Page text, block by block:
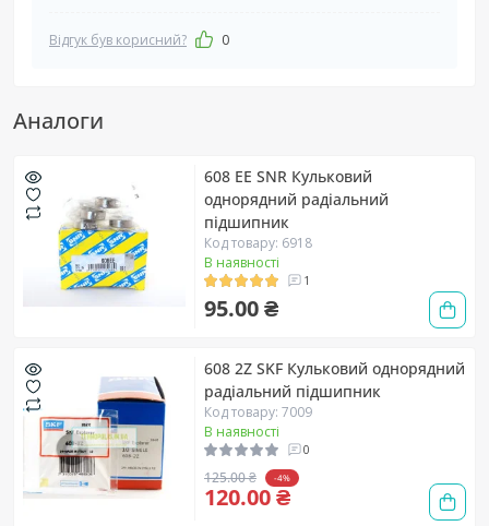
Відгук був корисний? 0
Аналоги
608 EE SNR Кульковий
однорядний радіальний
підшипник
Код товару: 6918
В наявності
1
95.00 ₴
608 2Z SKF Кульковий однорядний
радіальний підшипник
Код товару: 7009
В наявності
0
125.00 ₴ -4%
120.00 ₴